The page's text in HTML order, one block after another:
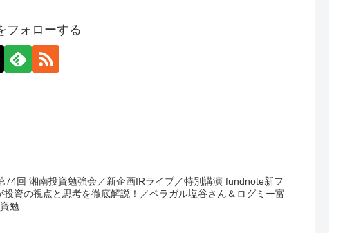
フォローする
回 湘南投資勉強会／新企画IRライブ／特別講演 fundnote新フ
資の視点と思考を徹底解説！／ペラガル塩谷さん＆ログミー富
勉...